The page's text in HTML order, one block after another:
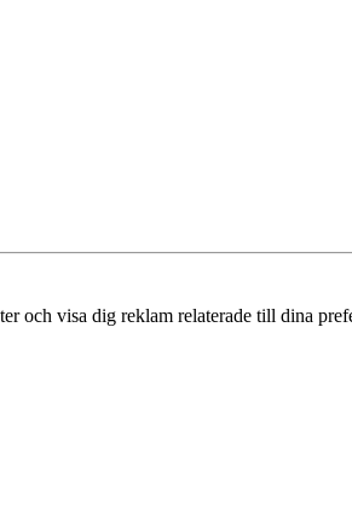
och visa dig reklam relaterade till dina